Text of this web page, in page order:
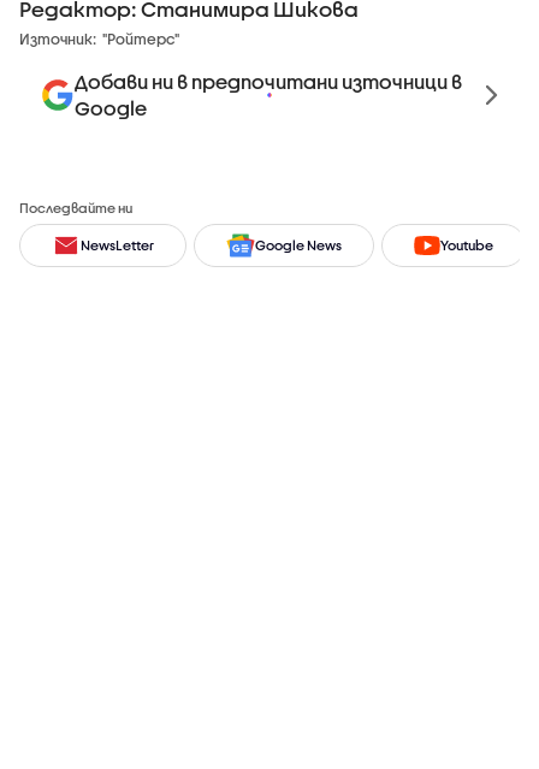
Редактор: Станимира Шикова
Източник: "Ройтерс"
Добави ни в предпочитани източници в
Google
Последвайте ни
NewsLetter Google News Youtube